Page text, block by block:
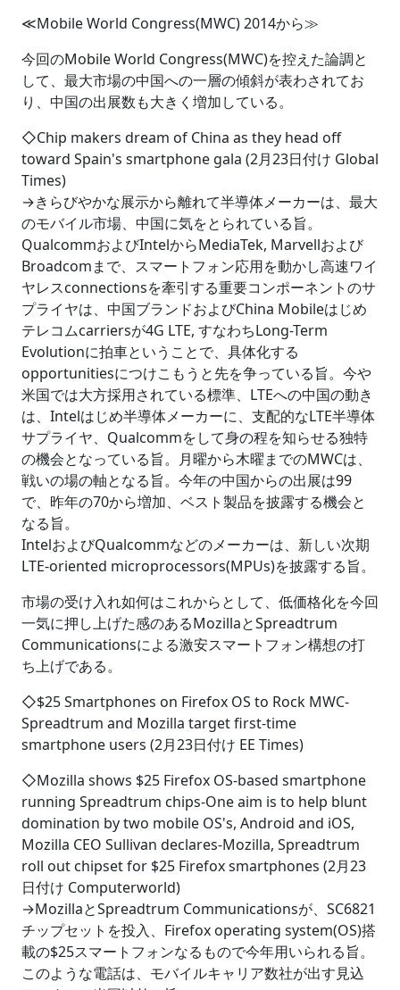
≪Mobile World Congress(MWC) 2014から≫
今回のMobile World Congress(MWC)を控えた論調と
して、最大市場の中国への一層の傾斜が表わされてお
り、中国の出展数も大きく増加している。
◇Chip makers dream of China as they head off
toward Spain's smartphone gala (2月23日付け Global
Times)
→きらびやかな展示から離れて半導体メーカーは、最大
のモバイル市場、中国に気をとられている旨。
QualcommおよびIntelからMediaTek, Marvellおよび
Broadcomまで、スマートフォン応用を動かし高速ワイ
ヤレスconnectionsを牽引する重要コンポーネントのサ
プライヤは、中国ブランドおよびChina Mobileはじめ
テレコムcarriersが4G LTE, すなわちLong-Term
Evolutionに拍車ということで、具体化する
opportunitiesにつけこもうと先を争っている旨。今や
米国では大方採用されている標準、LTEへの中国の動き
は、Intelはじめ半導体メーカーに、支配的なLTE半導体
サプライヤ、Qualcommをして身の程を知らせる独特
の機会となっている旨。月曜から木曜までのMWCは、
戦いの場の軸となる旨。今年の中国からの出展は99
で、昨年の70から増加、ベスト製品を披露する機会と
なる旨。
IntelおよびQualcommなどのメーカーは、新しい次期
LTE-oriented microprocessors(MPUs)を披露する旨。
市場の受け入れ如何はこれからとして、低価格化を今回
一気に押し上げた感のあるMozillaとSpreadtrum
Communicationsによる激安スマートフォン構想の打
ち上げである。
◇$25 Smartphones on Firefox OS to Rock MWC-
Spreadtrum and Mozilla target first-time
smartphone users (2月23日付け EE Times)
◇Mozilla shows $25 Firefox OS-based smartphone
running Spreadtrum chips-One aim is to help blunt
domination by two mobile OS's, Android and iOS,
Mozilla CEO Sullivan declares-Mozilla, Spreadtrum
roll out chipset for $25 Firefox smartphones (2月23
日付け Computerworld)
→MozillaとSpreadtrum Communicationsが、SC6821
チップセットを投入、Firefox operating system(OS)搭
載の$25スマートフォンなるもので今年用いられる旨。
このような電話は、モバイルキャリア数社が出す見込